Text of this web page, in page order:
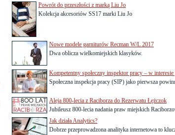
Powrót do przeszłości z marką Liu Jo
Kolekcja akcesoriów SS17 marki Liu Jo
Nowe modele garniturów Recman W/L 2017
Dwa oblicza wielkomiejskich klasyków.
Kompetentny społeczny inspektor pracy – w
Społeczna inspekcja pracy (SIP) jako pierwsza
Aleja 800-lecia z Raciborza do Rezerwatu Łężczok
Jubileusz 800-lecia nadania praw miejskich
Jak działa Analytics?
Dobrze przeprowadzona analityka internetowa to